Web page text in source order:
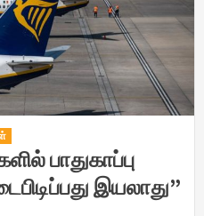
பாதுகாப்பு
இயலாது”